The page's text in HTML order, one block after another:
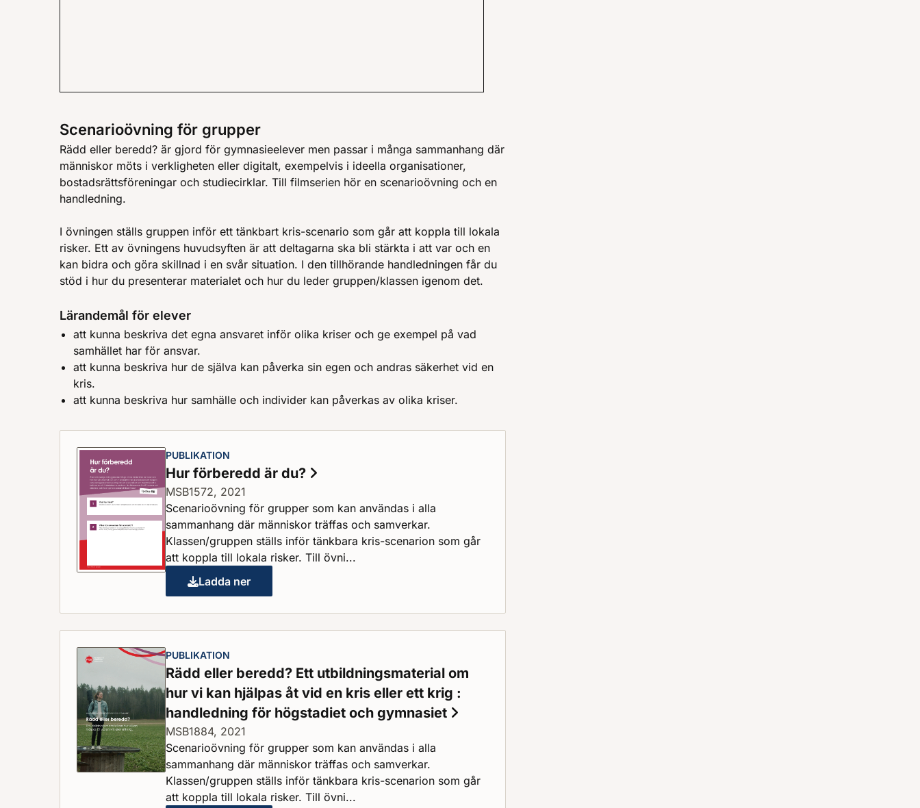
Scenarioövning för grupper
Rädd eller beredd? är gjord för gymnasieelever men passar i många sammanhang där
människor möts i verkligheten eller digitalt, exempelvis i ideella organisationer,
bostadsrättsföreningar och studiecirklar. Till filmserien hör en scenarioövning och en
handledning.
I övningen ställs gruppen inför ett tänkbart kris-scenario som går att koppla till lokala
risker. Ett av övningens huvudsyften är att deltagarna ska bli stärkta i att var och en
kan bidra och göra skillnad i en svår situation. I den tillhörande handledningen får du
stöd i hur du presenterar materialet och hur du leder gruppen/klassen igenom det.
Lärandemål för elever
att kunna beskriva det egna ansvaret inför olika kriser och ge exempel på vad
samhället har för ansvar.
att kunna beskriva hur de själva kan påverka sin egen och andras säkerhet vid en
kris.
att kunna beskriva hur samhälle och individer kan påverkas av olika kriser.
PUBLIKATION
Hur förberedd är du?
MSB1572, 2021
Scenarioövning för grupper som kan användas i alla
sammanhang där människor träffas och samverkar.
Klassen/gruppen ställs inför tänkbara kris-scenarion som går
att koppla till lokala risker. Till övni...
Hur förberedd är du?
Ladda ner
PUBLIKATION
Rädd eller beredd? Ett utbildningsmaterial om
hur vi kan hjälpas åt vid en kris eller ett krig :
handledning för högstadiet och gymnasiet
MSB1884, 2021
Scenarioövning för grupper som kan användas i alla
sammanhang där människor träffas och samverkar.
Klassen/gruppen ställs inför tänkbara kris-scenarion som går
att koppla till lokala risker. Till övni...